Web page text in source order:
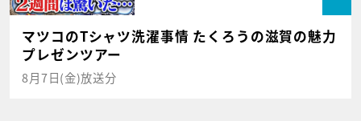
マツコのTシャツ洗濯事情 たくろうの滋賀の魅力
プレゼンツアー
8月7日(金)放送分